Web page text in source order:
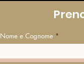
Nome e Cognome